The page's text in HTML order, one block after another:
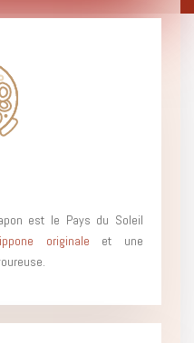
est le Pays du Soleil
originale et une